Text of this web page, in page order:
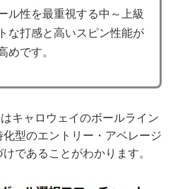
ル性を最重視する中～上級
な打感と高いスピン性能が
めです。
キャロウェイのボールライン
型のエントリー・アベレージ
であることがわかります。